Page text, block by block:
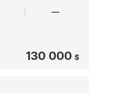
—
130 000 $